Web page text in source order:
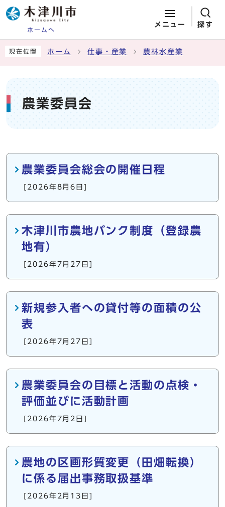
ホームへ
メニュー 探す
現在位置 ホーム 仕事・産業 農林水産業
農業委員会
メインメニュー
農業委員会総会の開催日程
[2026年8月6日]
木津川市農地バンク制度（登録農
地有）
[2026年7月27日]
新規参入者への貸付等の面積の公
表
[2026年7月27日]
農業委員会の目標と活動の点検・
評価並びに活動計画
[2026年7月2日]
農地の区画形質変更（田畑転換）
に係る届出事務取扱基準
[2026年2月13日]